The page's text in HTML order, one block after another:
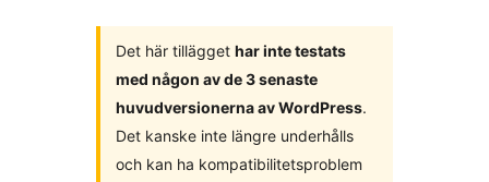
Det här tillägget har inte testats
med någon av de 3 senaste
huvudversionerna av WordPress.
Det kanske inte längre underhålls
och kan ha kompatibilitetsproblem